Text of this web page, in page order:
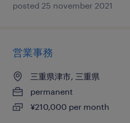
posted 25 november 2021
営業事務
三重県津市, 三重県
permanent
¥210,000 per month